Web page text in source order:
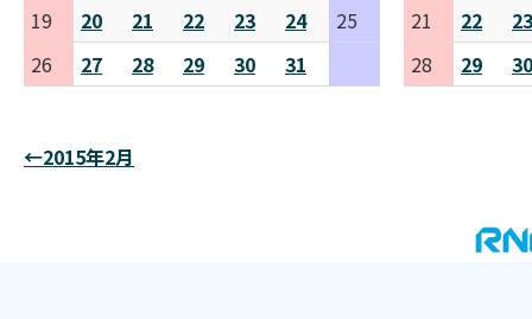
19 20 21 22 23 24
25
26
27 28 29 30 31
21 22
23
28
29 30
←2015年2月